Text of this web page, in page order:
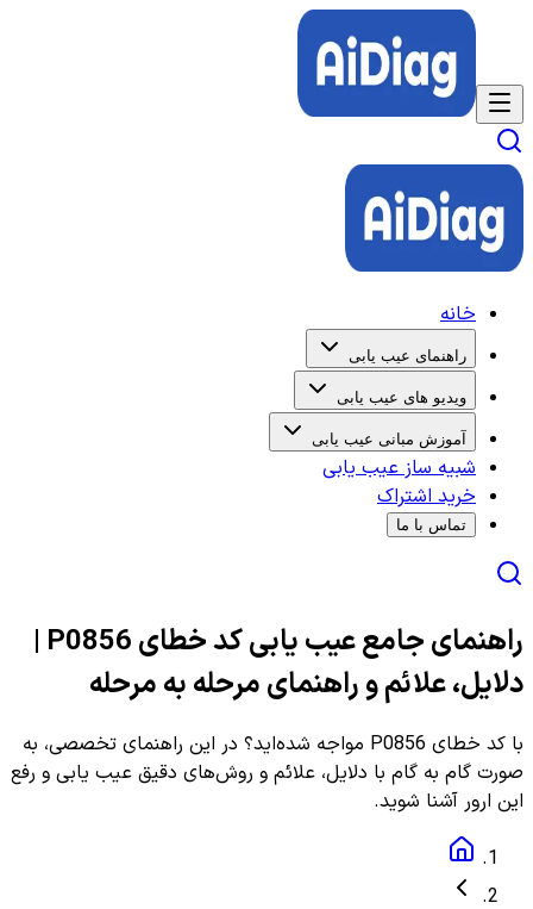
خانه
راهنمای عیب یابی
ویدیو های عیب یابی
آموزش مبانی عیب یابی
شبیه ساز عیب یابی
خرید اشتراک
تماس با ما
راهنمای جامع عیب یابی کد خطای P0856 |
دلایل، علائم و راهنمای مرحله به مرحله
با کد خطای P0856 مواجه شده‌اید؟ در این راهنمای تخصصی، به
صورت گام به گام با دلایل، علائم و روش‌های دقیق عیب یابی و رفع
این ارور آشنا شوید.